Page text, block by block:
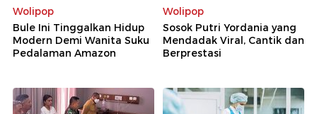
Wolipop
Bule Ini Tinggalkan Hidup
Modern Demi Wanita Suku
Pedalaman Amazon
Wolipop
Sosok Putri Yordania yang
Mendadak Viral, Cantik dan
Berprestasi